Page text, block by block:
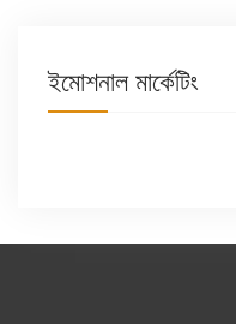
ইমোশনাল মার্কেটিং